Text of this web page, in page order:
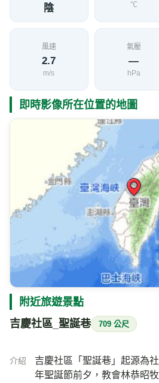
陰 ℃
風速
2.7
m/s
氣壓
—
hPa
即時影像所在位置的地圖
附近旅遊景點
吉慶社區_聖誕巷 709 公尺
介紹
吉慶社區「聖誕巷」起源為
年聖誕節前夕，教會林恭昭